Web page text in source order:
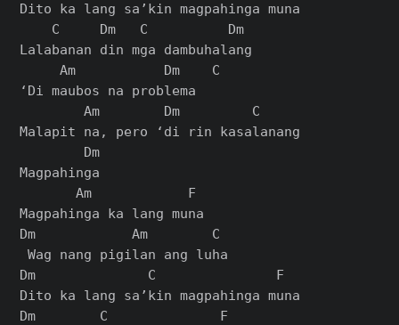
Dito ka lang sa’kin magpahinga muna
    C     Dm   C          Dm
Lalabanan din mga dambuhalang
     Am           Dm    C
‘Di maubos na problema
        Am        Dm         C
Malapit na, pero ‘di rin kasalanang
        Dm
Magpahinga
       Am            F
Magpahinga ka lang muna
Dm            Am        C
Wag nang pigilan ang luha
Dm              C               F
Dito ka lang sa’kin magpahinga muna
Dm        C              F